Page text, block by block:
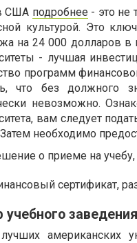
США подробнее - это не
культурой. Это
на 24 000 долларов
- лучшая
программ
что без должного
невозможно.
вам следует
необходимо
о приеме на учебу,
сертификат,
учебного заведения
американских